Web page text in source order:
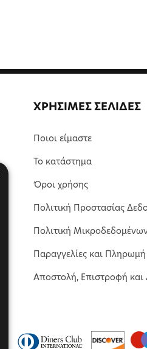
ΧΡΗΣΙΜΕΣ ΣΕΛΙΔΕΣ
Ποιοι είμαστε
Το κατάστημα
Όροι χρήσης
Πολιτική Προστασίας
Πολιτική
Παραγγελίες και Πληρωμή
Αποστολή, Επιστροφή